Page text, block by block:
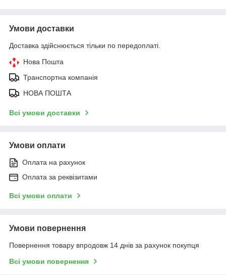
Умови доставки
Доставка здійснюється тільки по передоплаті.
Нова Пошта
Транспортна компанія
НОВА ПОШТА
Всі умови доставки
Умови оплати
Оплата на рахунок
Оплата за реквізитами
Всі умови оплати
Умови повернення
Повернення товару впродовж 14 днів за рахунок покупця
Всі умови повернення